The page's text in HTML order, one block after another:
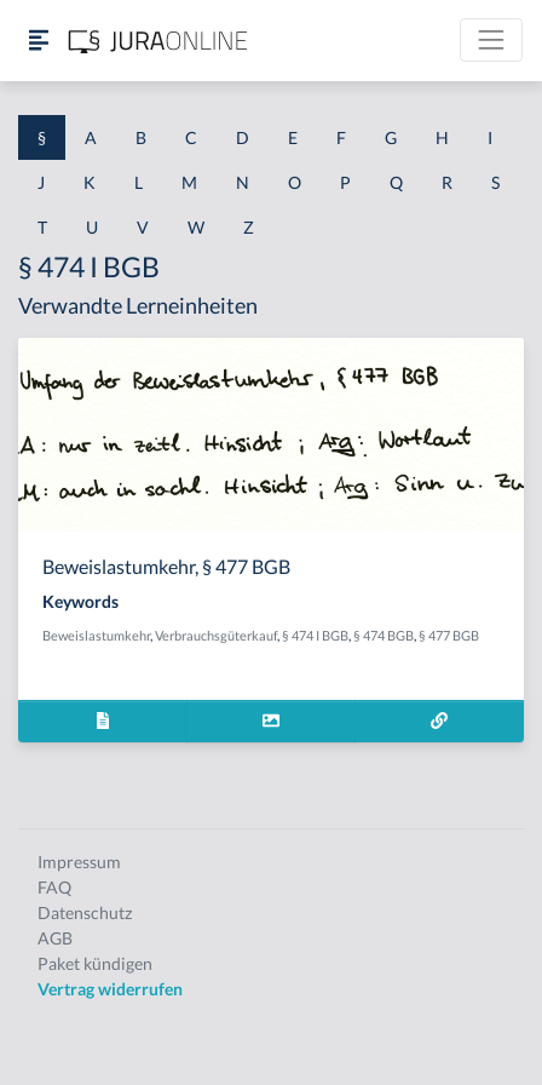
§ A B C D E F G H I
J K L M N O P Q R S
T U V W Z
§ 474 I BGB
Verwandte Lerneinheiten
Beweislastumkehr, § 477 BGB
Keywords
Beweislastumkehr, Verbrauchsgüterkauf, § 474 I BGB § 474 BGB § 477 BGB
Impressum
FAQ
Datenschutz
AGB
Paket kündigen
Vertrag widerrufen